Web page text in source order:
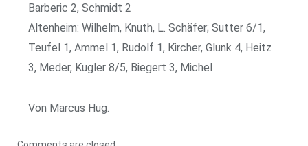
Barberic 2, Schmidt 2
Altenheim: Wilhelm, Knuth, L. Schäfer; Sutter 6/1,
Teufel 1, Ammel 1, Rudolf 1, Kircher, Glunk 4, Heitz
3, Meder, Kugler 8/5, Biegert 3, Michel
Von Marcus Hug.